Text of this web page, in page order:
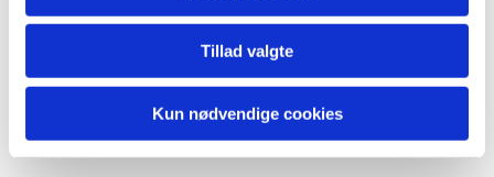
Tillad valgte
Kun nødvendige cookies